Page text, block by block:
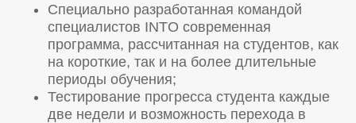
Специально разработанная командой
специалистов INTO современная
программа, рассчитанная на студентов, как
на короткие, так и на более длительные
периоды обучения;
Тестирование прогресса студента каждые
две недели и возможность перехода в